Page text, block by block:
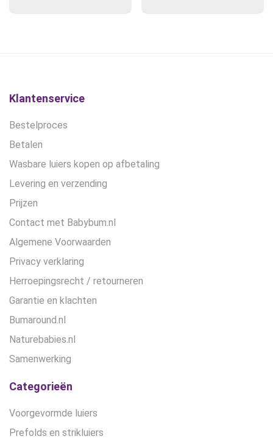
de
Klantenservice
Bestelproces
Betalen
Wasbare luiers kopen op afbetaling
Levering en verzending
Prijzen
Contact met Babybum.nl
Algemene Voorwaarden
Privacy verklaring
Herroepingsrecht / retourneren
Garantie en klachten
Bumaround.nl
Naturebabies.nl
Samenwerking
Categorieën
Voorgevormde luiers
Prefolds en strikluiers